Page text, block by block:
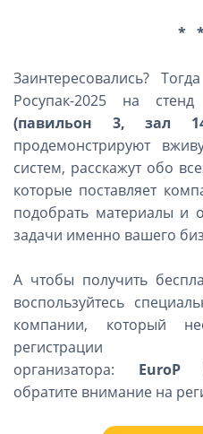
*
Заинтересовались?
Росупак-2025 на
(павильон 3, зал
продемонстрируют
систем, расскажут обо
которые поставляет
подобрать материалы и
задачи именно вашего
А чтобы получить
воспользуйтесь
компании, который
организатора: EuroP
обратите внимание на